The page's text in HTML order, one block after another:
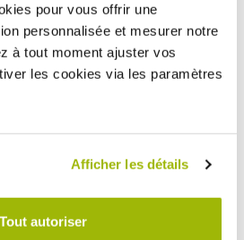
pour vous offrir une
personnalisée et mesurer notre
à tout moment ajuster vos
les cookies via les paramètres
Afficher les détails
Tout autoriser
à goutte
rallonger votre arrosage goutte à goutte
4,30 €